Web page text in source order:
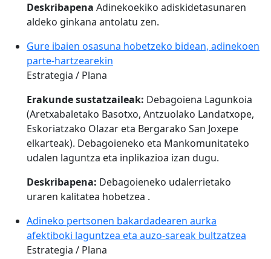
Deskribapena Adinekoekiko adiskidetasunaren
aldeko ginkana antolatu zen.
Gure ibaien osasuna hobetzeko bidean, adinekoen
parte-hartzearekin
Estrategia / Plana
Erakunde sustatzaileak: Debagoiena Lagunkoia
(Aretxabaletako Basotxo, Antzuolako Landatxope,
Eskoriatzako Olazar eta Bergarako San Joxepe
elkarteak). Debagoieneko eta Mankomunitateko
udalen laguntza eta inplikazioa izan dugu.
Deskribapena: Debagoieneko udalerrietako
uraren kalitatea hobetzea .
Adineko pertsonen bakardadearen aurka
afektiboki laguntzea eta auzo-sareak bultzatzea
Estrategia / Plana